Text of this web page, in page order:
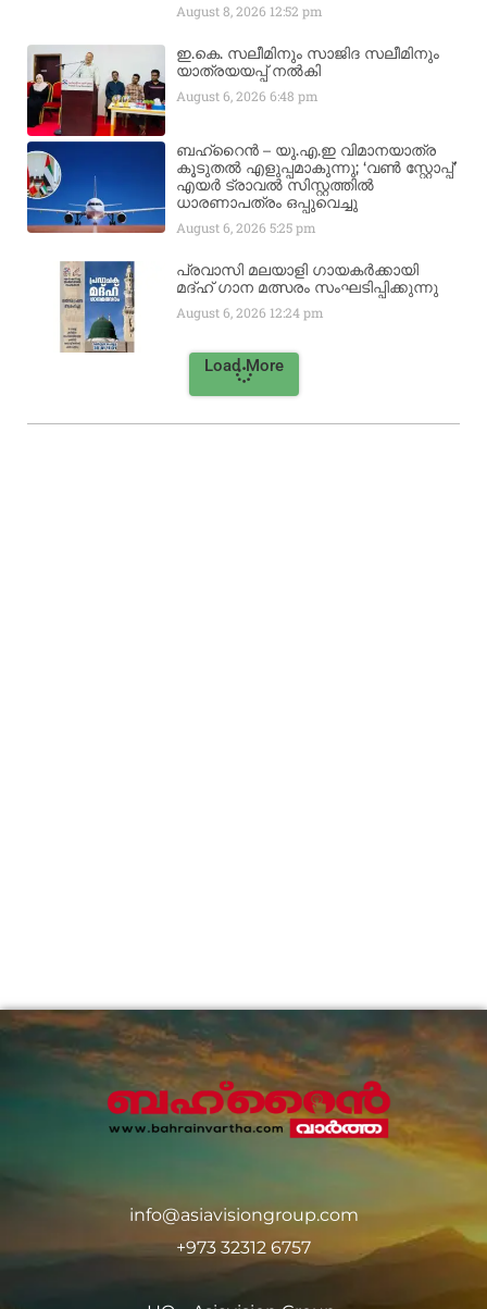
August 8, 2026 12:52 pm
ഇ.കെ. സലീമിനും സാജിദ സലീമിനും
യാത്രയയപ്പ് നൽകി
August 6, 20266:48 pm
ബഹ്‌റൈൻ – യു.എ.ഇ വിമാനയാത്ര
കൂടുതൽ എളുപ്പമാകുന്നു; ‘വൺ സ്റ്റോപ്പ്’
എയർ ട്രാവൽ സിസ്റ്റത്തിൽ
ധാരണാപത്രം ഒപ്പുവെച്ചു
August 6, 20265:25 pm
പ്രവാസി മലയാളി ഗായകർക്കായി
മദ്ഹ് ഗാന മത്സരം സംഘടിപ്പിക്കുന്നു
August 6, 2026 12:24 pm
Load More
info@asiavisiongroup.com
+973 32312 6757